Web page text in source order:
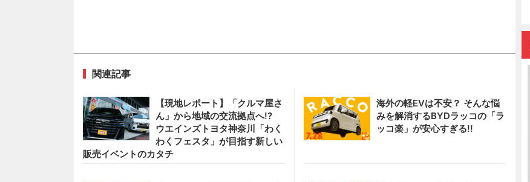
関連記事
【現地レポート】「クルマ屋さ
ん」から地域の交流拠点へ!?
ウエインズトヨタ神奈川「わく
わくフェスタ」が目指す新しい
販売イベントのカタチ
海外の軽EVは不安？ そんな悩
みを解消するBYDラッコの「ラ
ッコ楽」が安心すぎる!!